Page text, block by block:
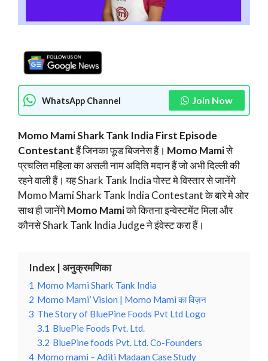
WhatsApp Channel Join Now
Momo Mami Shark Tank India First Episode
Contestantहैं जिनका फूड बिजनेस हैं। Momo Mamiसे
प्रचलित महिला का असली नाम अदिति मदान हैं जो अभी दिल्ली की
रहने वाली हैं। यह Shark Tank India पोस्ट मे विस्तार से जानेंगे
Momo Mami Shark Tank India Contestant के बारे मे ओर
साथ ही जानेंगेMomo Mamiको कितना इन्वेस्टमेंट मिला और
कौनसे Shark Tank India Judge ने इंवेस्ट करा हैं।
Index | अनुक्रमणिका
1 Momo Mami Shark Tank India
2 Momo Mami’ Vision | Momo Mami का विज़न
3 The Story of BluePine Foods Pvt Ltd Logo
3.1 BluePie Foods Pvt. Ltd.
3.2 BluePine foods Pvt. Ltd. Co-Founders
4 Momo mami – Aditi Madaan Case Study